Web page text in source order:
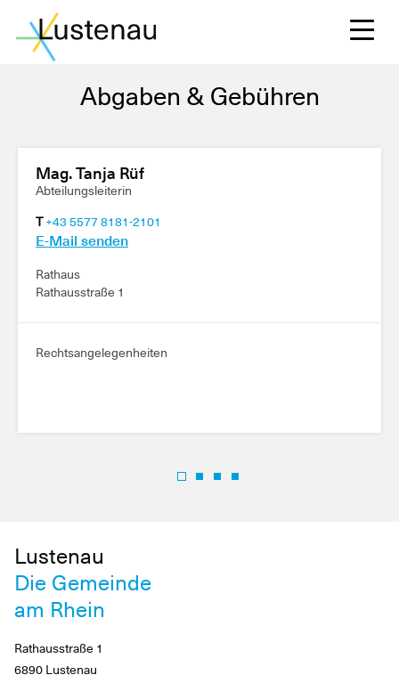
Abgaben & Gebühren
Mag. Tanja Rüf
Abteilungsleiterin
T+43 5577 8181-2101
E-Mail senden
Rathaus
Rathausstraße 1
Rechtsangelegenheiten
Lustenau
Die Gemeinde
am Rhein
Rathausstraße 1
6890 Lustenau